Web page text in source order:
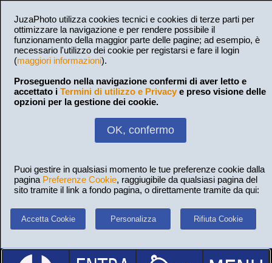
JuzaPhoto utilizza cookies tecnici e cookies di terze parti per
ottimizzare la navigazione e per rendere possibile il
funzionamento della maggior parte delle pagine; ad esempio, è
necessario l'utilizzo dei cookie per registarsi e fare il login
(maggiori informazioni).
Proseguendo nella navigazione confermi di aver letto e
accettato i Termini di utilizzo e Privacy e preso visione delle
opzioni per la gestione dei cookie.
OK, confermo
Puoi gestire in qualsiasi momento le tue preferenze cookie dalla
pagina Preferenze Cookie, raggiugibile da qualsiasi pagina del
sito tramite il link a fondo pagina, o direttamente tramite da qui:
Accetta Cookie Personalizza Rifiuta Cookie